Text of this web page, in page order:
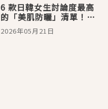
6 款日韓女生討論度最高
的「美肌防曬」清單！
SUQQU防曬噴霧、泰民愛
用AHC小黑盾、娜璉同款
2026年05月21日